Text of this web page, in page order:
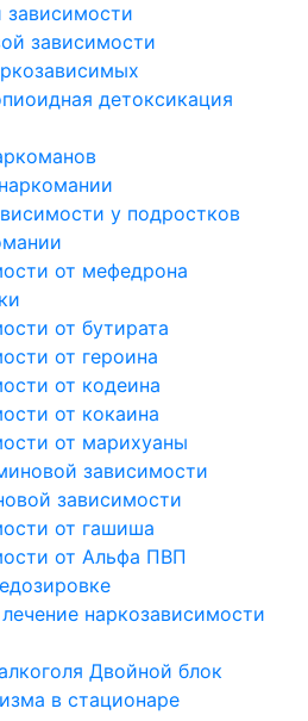
зависимости
зависимости
детоксикация
у подростков
от мефедрона
от бутирата
от героина
от кодеина
от кокаина
от марихуаны
зависимости
зависимости
от гашиша
от Альфа ПВП
наркозависимости
Двойной блок
в стационаре